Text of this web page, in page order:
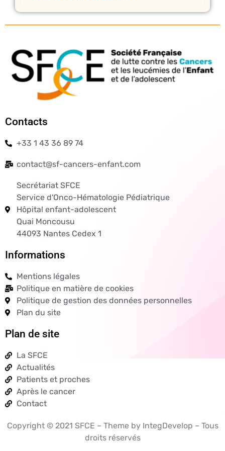
Contacts
+33 1 43 36 89 74
contact@sf-cancers-enfant.com
Secrétariat SFCE
Service d'Onco-Hématologie Pédiatrique
Hôpital enfant-adolescent
Quai Moncousu
44093 Nantes Cedex 1
Informations
Mentions légales
Politique en matière de cookies
Politique de gestion des données personnelles
Plan du site
Plan de site
La SFCE
Actualités
Patients et proches
Après le cancer
Contact
Copyright © 2021 SFCE – Theme by IntegDevelop – Tous
droits réservés